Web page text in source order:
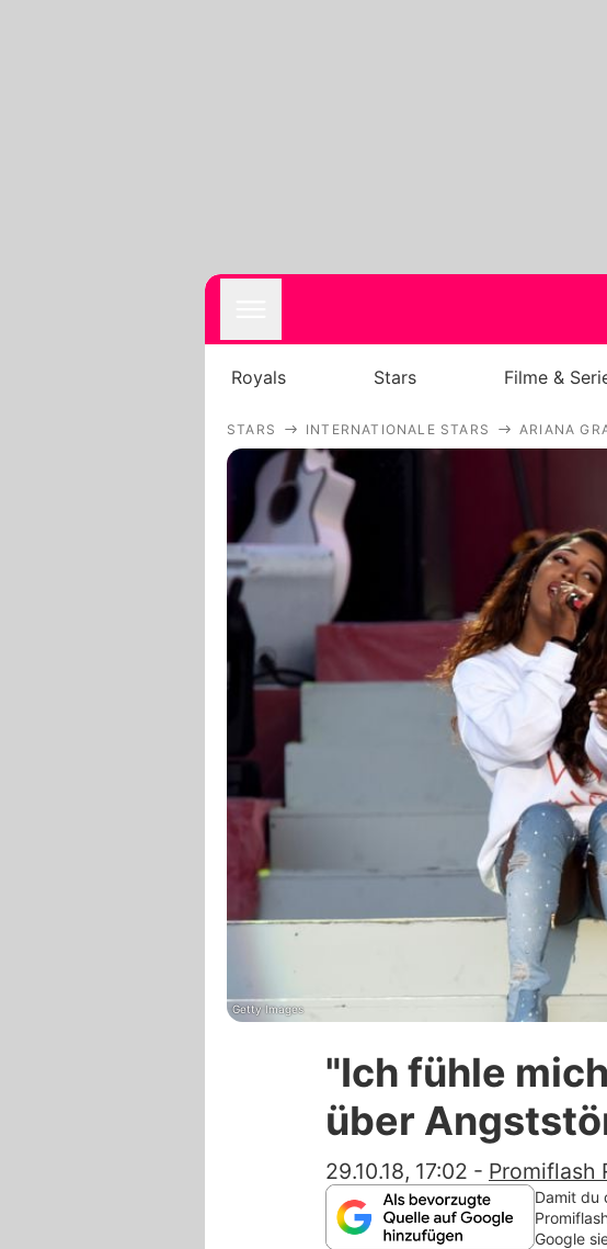
Royals Stars Filme &
STARS INTERNATIONALE STARS ARIANA
Getty Images
"Ich fühle
über
29.10.18, 17:02 - Promiflash
Damit du
Google